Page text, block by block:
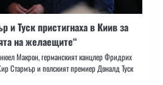
и Туск пристигнаха в Киив за
на желаещите“
Макрон, германският канцлер Фридрих
Стармър и полският премиер Доналд Туск